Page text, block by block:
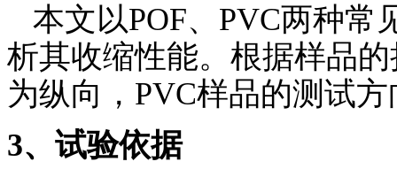
本文以POF、 PVC两种常
析其收缩性能。根据样品
为纵向， PVC样品的测试
3、试验依据